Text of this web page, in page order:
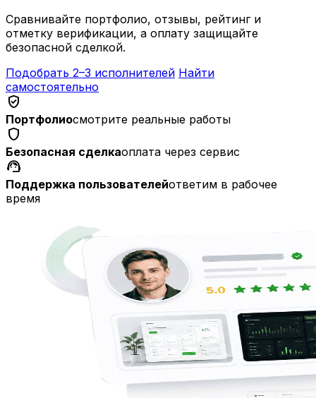
Сравнивайте портфолио, отзывы, рейтинг и
отметку верификации, а оплату защищайте
безопасной сделкой.
Подобрать 2–3 исполнителей Найти
самостоятельно
verified_user
Портфолиосмотрите реальные работы
shield
Безопасная сделкаоплата через сервис
support_agent
Поддержка пользователейответим в рабочее
время